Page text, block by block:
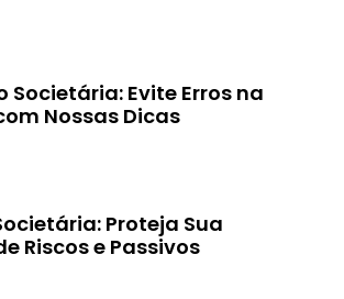
Societária: Evite Erros na
Nossas Dicas
Proteja Sua
Riscos e Passivos